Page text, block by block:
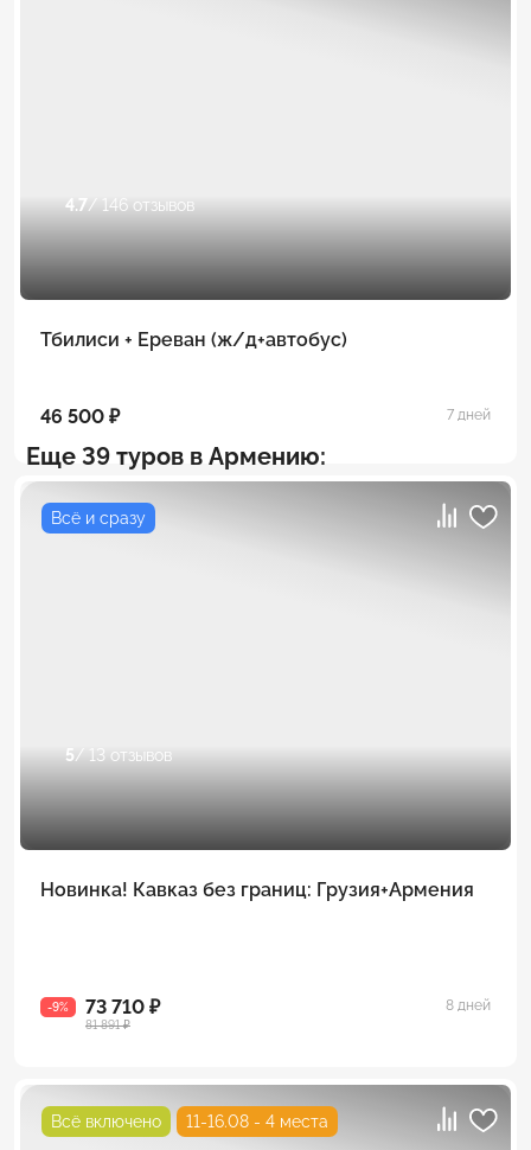
4.7/ 146 отзывов
Тбилиси + Ереван (ж/д+автобус)
46 500 ₽ 7 дней
Еще 39 туров в Армению:
Всё и сразу
5/ 13 отзывов
Новинка! Кавказ без границ: Грузия+Армения
-9% 73 710 ₽
81 891 ₽
8 дней
Всё включено 11-16.08 - 4 места